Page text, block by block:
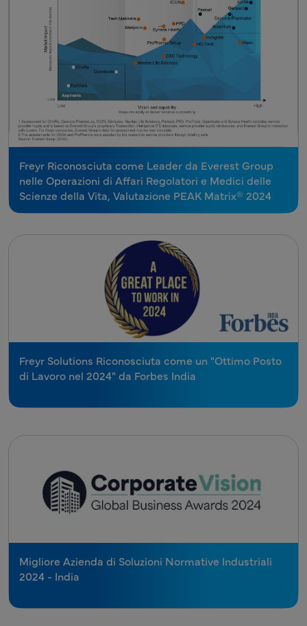
Freyr Riconosciuta come Leader da Everest Group
nelle Operazioni di Affari Regolatori e Medici delle
Scienze della Vita, Valutazione PEAK Matrix® 2024
Freyr Solutions Riconosciuta come un "Ottimo Posto
di Lavoro nel 2024" da Forbes India
Migliore Azienda di Soluzioni Normative Industriali
2024 - India